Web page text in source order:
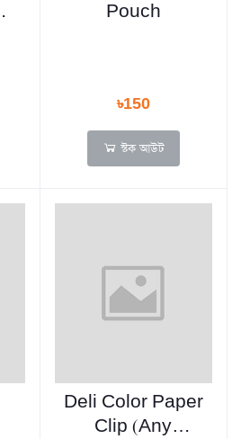
Pouch
৳150
স্টক আউট
Deli Color Paper
Clip (Any